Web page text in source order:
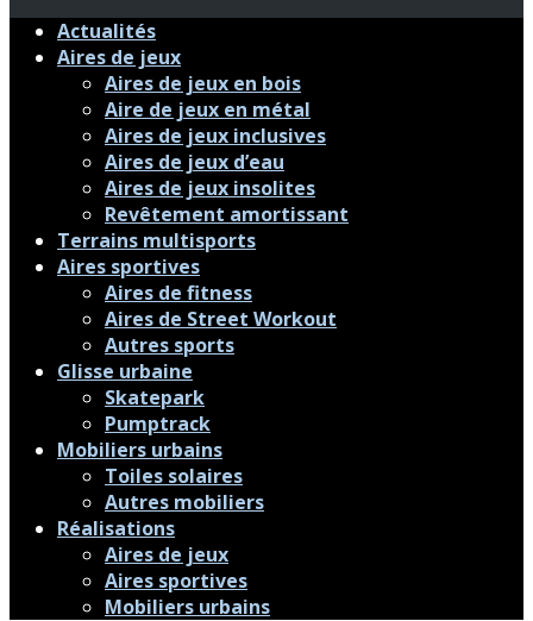
Actualités
Aires de jeux
Aires de jeux en bois
Aire de jeux en métal
Aires de jeux inclusives
Aires de jeux d’eau
Aires de jeux insolites
Revêtement amortissant
Terrains multisports
Aires sportives
Aires de fitness
Aires de Street Workout
Autres sports
Glisse urbaine
Skatepark
Pumptrack
Mobiliers urbains
Toiles solaires
Autres mobiliers
Réalisations
Aires de jeux
Aires sportives
Mobiliers urbains